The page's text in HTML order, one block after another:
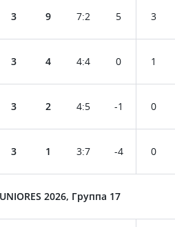
3 9 7:2 5 3
3 4 4:4 0 1
3 2 4:5 -1 0
3 1 3:7 -4 0
2026, Группа 17